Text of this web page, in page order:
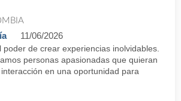
11/06/2026
poder de crear experiencias inolvidables.
personas apasionadas que quieran
en una oportunidad para